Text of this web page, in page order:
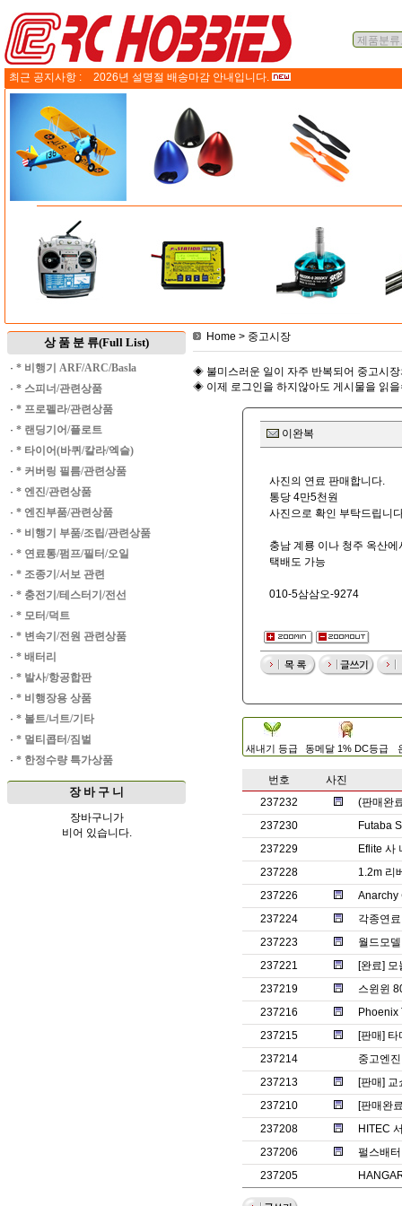
최근 공지사항 : 2026년 설명절 배송마감 안내입니다.
상 품 분 류(Full List)
· * 비행기 ARF/ARC/Basla
· * 스피너/관련상품
· * 프로펠라/관련상품
· * 랜딩기어/플로트
· * 타이어(바퀴/칼라/엑슬)
· * 커버링 필름/관련상품
· * 엔진/관련상품
· * 엔진부품/관련상품
· * 비행기 부품/조립/관련상품
· * 연료통/펌프/필터/오일
· * 조종기/서보 관련
· * 충전기/테스터기/전선
· * 모터/덕트
· * 변속기/전원 관련상품
· * 배터리
· * 발사/항공합판
· * 비행장용 상품
· * 볼트/너트/기타
· * 멀티콥터/짐벌
· * 한정수량 특가상품
장 바 구 니
장바구니가
비어 있습니다.
Home > 중고시장
◈ 불미스러운 일이 자주 반복되어 중고시
◈ 이제 로그인을 하지않아도 게시물을 읽
이완복
사진의 연료 판매합니다.
통당 4만5천원
사진으로 확인 부탁드립니
충남 계룡 이나 청주 옥산
택배도 가능
010-5삼삼오-9274
새내기 등급 동메달 1% DC등급
번호
사진
237232
(판매완
237230
Futaba
237229
Eflite 사
237228
1.2m 리
237226
Anarchy
237224
각종연
237223
월드모
237221
[완료]
237219
스윈윈
237216
Phoenix
237215
[판매]
237214
중고엔
237213
[판매] 교
237210
[판매완
237208
HITEC
237206
펄스배
237205